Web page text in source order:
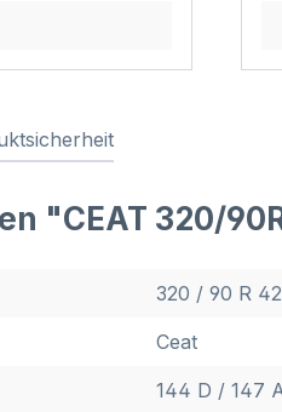
"CEAT 320/
320 / 90 R 42
Ceat
144 D / 147